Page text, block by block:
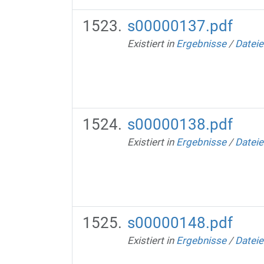
s00000137.pdf
Existiert in Ergebnisse /
s00000138.pdf
Existiert in Ergebnisse /
s00000148.pdf
Existiert in Ergebnisse /